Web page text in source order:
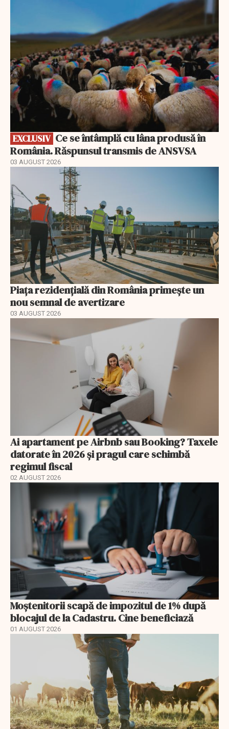
EXCLUSIV
România. Răspunsul transmis de ANSVSA
03 AUGUST 2026
Piața rezidențială din România primește un
nou semnal de avertizare
03 AUGUST 2026
Ai apartament pe Airbnb sau Booking? Taxele
datorate în 2026 și pragul care schimbă
regimul fiscal
02 AUGUST 2026
Moștenitorii scapă de impozitul de 1% după
blocajul de la Cadastru. Cine beneficiază
01 AUGUST 2026